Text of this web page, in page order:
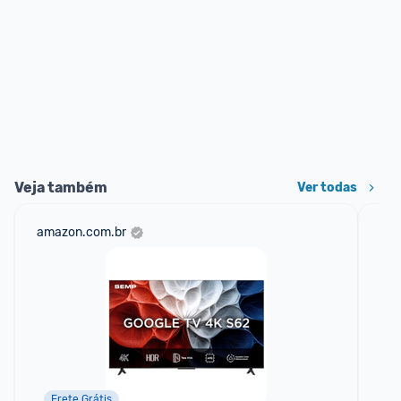
Veja também Ver todas
amazon.com.br